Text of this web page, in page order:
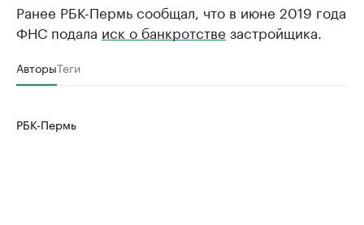
Крупные организации в
Найдите и проверьте данные в каталоге
Ранее РБК-Пермь сообщал, что в июне 2019 года
ФНС подала иск о банкротстве застройщика.
АвторыТеги
РБК-Пермь